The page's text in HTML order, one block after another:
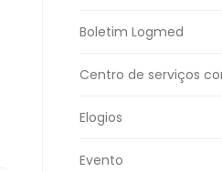
Boletim Logmed
Centro de serviços
Elogios
Evento